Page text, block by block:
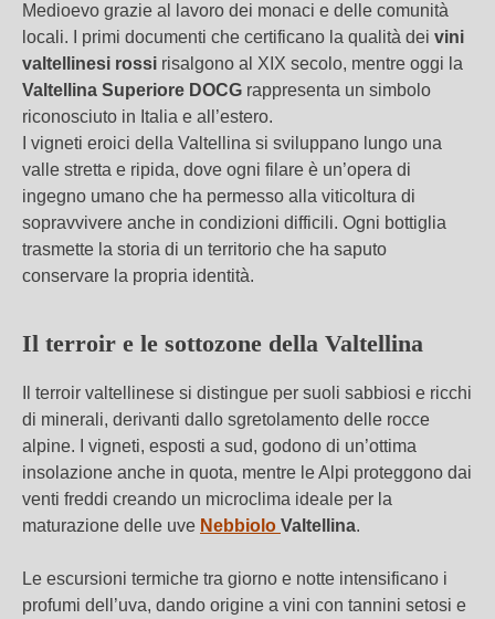
Medioevo grazie al lavoro dei monaci e delle comunità
locali. I primi documenti che certificano la qualità dei vini
valtellinesi rossi risalgono al XIX secolo, mentre oggi la
Valtellina Superiore DOCG rappresenta un simbolo
riconosciuto in Italia e all’estero.
I vigneti eroici della Valtellina si sviluppano lungo una
valle stretta e ripida, dove ogni filare è un’opera di
ingegno umano che ha permesso alla viticoltura di
sopravvivere anche in condizioni difficili. Ogni bottiglia
trasmette la storia di un territorio che ha saputo
conservare la propria identità.
Il terroir e le sottozone della Valtellina
Il terroir valtellinese si distingue per suoli sabbiosi e ricchi
di minerali, derivanti dallo sgretolamento delle rocce
alpine. I vigneti, esposti a sud, godono di un’ottima
insolazione anche in quota, mentre le Alpi proteggono dai
venti freddi creando un microclima ideale per la
maturazione delle uve Nebbiolo Valtellina.
Le escursioni termiche tra giorno e notte intensificano i
profumi dell’uva, dando origine a vini con tannini setosi e